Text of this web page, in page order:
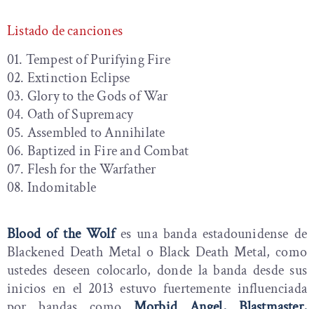
Listado de canciones
01. Tempest of Purifying Fire
02. Extinction Eclipse
03. Glory to the Gods of War
04. Oath of Supremacy
05. Assembled to Annihilate
06. Baptized in Fire and Combat
07. Flesh for the Warfather
08. Indomitable
Blood of the Wolfes una banda estadounidense de
Blackened Death Metal o Black Death Metal, como
ustedes deseen colocarlo, donde la banda desde sus
inicios en el 2013 estuvo fuertemente influenciada